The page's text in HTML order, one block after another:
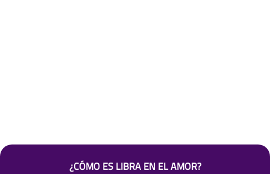
¿CÓMO ES LIBRA EN EL AMOR?